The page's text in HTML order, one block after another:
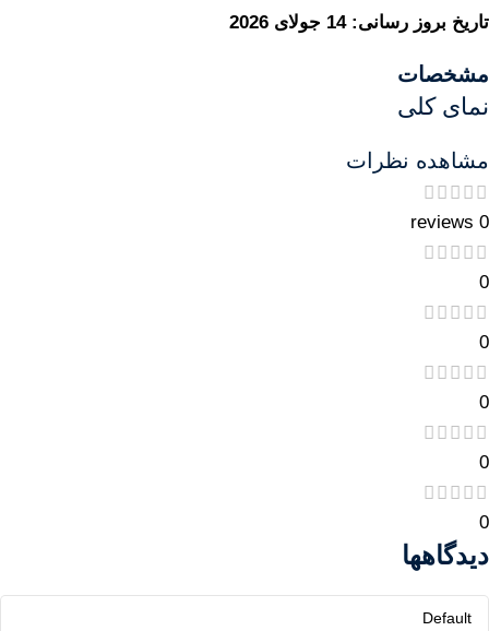
تاریخ بروز رسانی: 14 جولای 2026
مشخصات
نمای کلی
مشاهده نظرات
0 reviews
0
0
0
0
0
دیدگاهها